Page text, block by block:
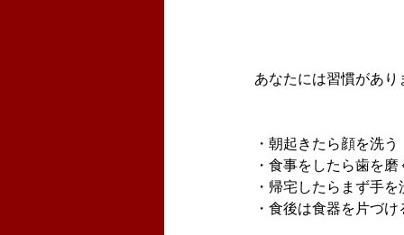
あなたには習慣があり
・朝起きたら顔を洗う
・食事をしたら歯を磨
・帰宅したらまず手を
・食後は食器を片づ